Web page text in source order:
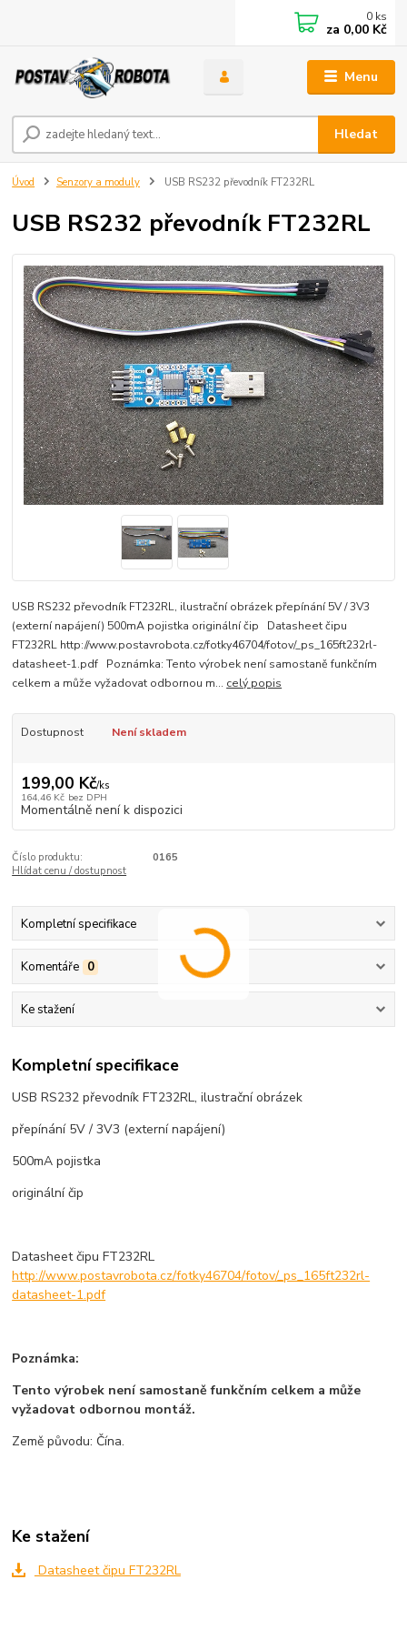
Menu
Hledat
0 ks
za 0,00 Kč
Úvod Senzory a moduly USB RS232 převodník FT232RL
USB RS232 převodník FT232RL
USB RS232 převodník FT232RL, ilustrační obrázek přepínání 5V / 3V3
(externí napájení) 500mA pojistka originální čip Datasheet čipu
FT232RL http://www.postavrobota.cz/fotky46704/fotov/_ps_165ft232rl-
datasheet-1.pdf Poznámka: Tento výrobek není samostaně funkčním
celkem a může vyžadovat odbornou m... celý popis
Dostupnost Není skladem
199,00 Kč/ks
164,46 Kč bez DPH
Momentálně není k dispozici
Číslo produktu:
0165
Hlídat cenu / dostupnost
Kompletní specifikace
Komentáře 0
Ke stažení
Kompletní specifikace
USB RS232 převodník FT232RL, ilustrační obrázek
přepínání 5V / 3V3 (externí napájení)
500mA pojistka
originální čip
Datasheet čipu FT232RL
http://www.postavrobota.cz/fotky46704/fotov/_ps_165ft232rl-
datasheet-1.pdf
Poznámka:
Tento výrobek není samostaně funkčním celkem a může
vyžadovat odbornou montáž.
Země původu: Čína.
Ke stažení
Datasheet čipu FT232RL